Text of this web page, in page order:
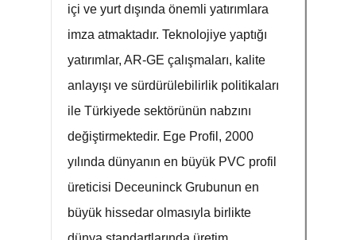
içi ve yurt dışında önemli yatırımlara
imza atmaktadır. Teknolojiye yaptığı
yatırımlar, AR-GE çalışmaları, kalite
anlayışı ve sürdürülebilirlik politikaları
ile Türkiyede sektörünün nabzını
değiştirmektedir. Ege Profil, 2000
yılında dünyanın en büyük PVC profil
üreticisi Deceuninck Grubunun en
büyük hissedar olmasıyla birlikte